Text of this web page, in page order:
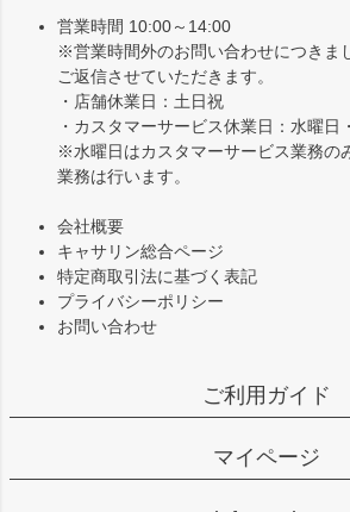
営業時間 10:00～14:00
※営業時間外のお問い合わせにつきま
ご返信させていただきます。
・店舗休業日：土日祝
・カスタマーサービス休業日：水曜日
※水曜日はカスタマーサービス業務の
業務は行います。
会社概要
キャサリン総合ページ
特定商取引法に基づく表記
プライバシーポリシー
お問い合わせ
ご利用ガイド
マイページ